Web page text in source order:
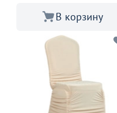
В корзину